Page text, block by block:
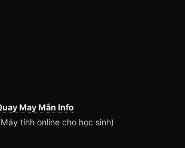
May Mắn Info
tính online cho học sinh)